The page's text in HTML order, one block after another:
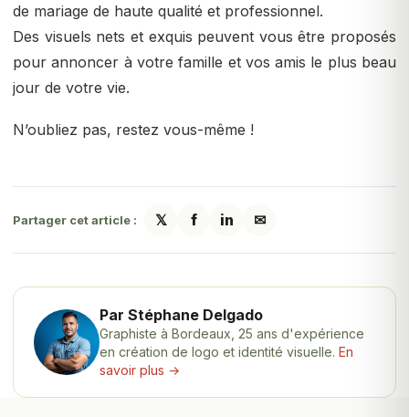
de mariage de haute qualité et professionnel.
Des visuels nets et exquis peuvent vous être proposés
pour annoncer à votre famille et vos amis le plus beau
jour de votre vie.
N’oubliez pas, restez vous-même !
Partager cet article : 𝕏 f in ✉
Par Stéphane Delgado
Graphiste à Bordeaux, 25 ans d'expérience
en création de logo et identité visuelle. En
savoir plus →